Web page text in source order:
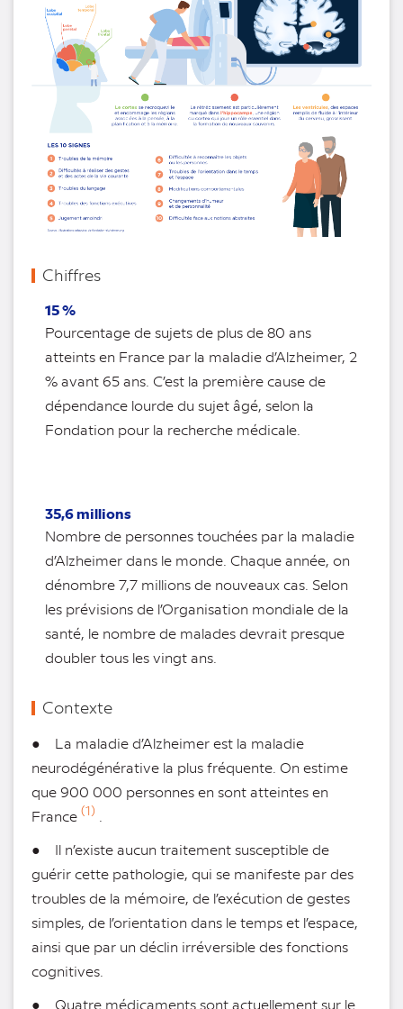
Chiffres
15 %
Pourcentage de sujets de plus de 80 ans
atteints en France par la maladie d’Alzheimer, 2
% avant 65 ans. C’est la première cause de
dépendance lourde du sujet âgé, selon la
Fondation pour la recherche médicale.
35,6 millions
Nombre de personnes touchées par la maladie
d’Alzheimer dans le monde. Chaque année, on
dénombre 7,7 millions de nouveaux cas. Selon
les prévisions de l’Organisation mondiale de la
santé, le nombre de malades devrait presque
doubler tous les vingt ans.
Contexte
● La maladie d’Alzheimer est la maladie
neurodégénérative la plus fréquente. On estime
que 900 000 personnes en sont atteintes en
France (1)
● Il n’existe aucun traitement susceptible de
guérir cette pathologie, qui se manifeste par des
troubles de la mémoire, de l’exécution de gestes
simples, de l’orientation dans le temps et l’espace,
ainsi que par un déclin irréversible des fonctions
cognitives.
● Quatre médicaments sont actuellement sur le